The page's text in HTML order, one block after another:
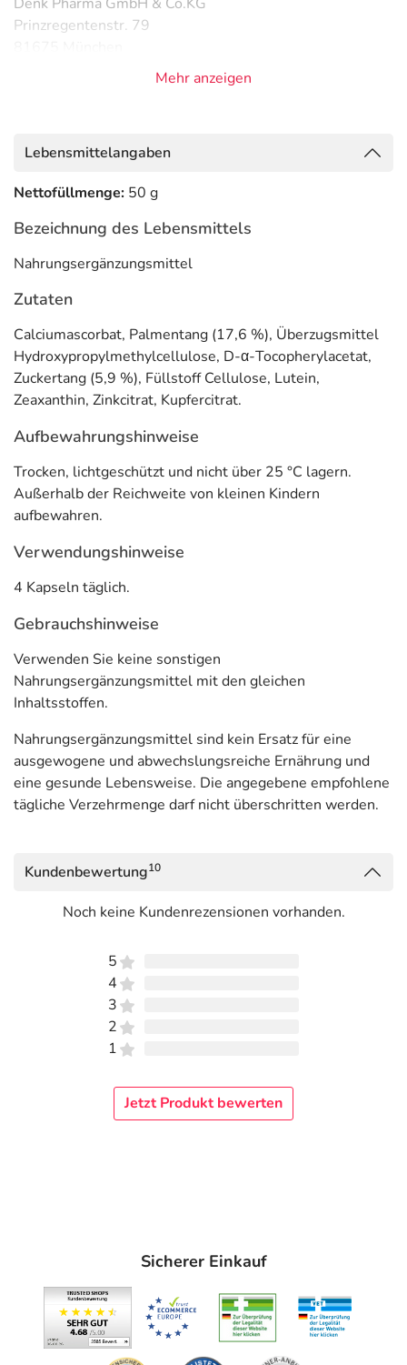
Prinzregentenstr. 79
Informationen zu diesem Lebensmittel (wie z. B. Zutaten,
Mehr anzeigen
Lebensmittelangaben
Nettofüllmenge: 50 g
Bezeichnung des Lebensmittels
Nahrungsergänzungsmittel
Zutaten
Calciumascorbat, Palmentang (17,6 %), Überzugsmittel
Hydroxypropylmethylcellulose, D-α-Tocopherylacetat,
Zuckertang (5,9 %), Füllstoff Cellulose, Lutein,
Zeaxanthin, Zinkcitrat, Kupfercitrat.
Aufbewahrungshinweise
Trocken, lichtgeschützt und nicht über 25 °C lagern.
Außerhalb der Reichweite von kleinen Kindern
aufbewahren.
Verwendungshinweise
4 Kapseln täglich.
Gebrauchshinweise
Verwenden Sie keine sonstigen
Nahrungsergänzungsmittel mit den gleichen
Inhaltsstoffen.
Nahrungsergänzungsmittel sind kein Ersatz für eine
ausgewogene und abwechslungsreiche Ernährung und
eine gesunde Lebensweise. Die angegebene empfohlene
tägliche Verzehrmenge darf nicht überschritten werden.
Kundenbewertung10
Noch keine Kundenrezensionen vorhanden.
5
4
3
2
1
Jetzt Produkt bewerten
Sicherer Einkauf